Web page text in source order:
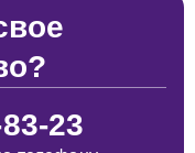
23